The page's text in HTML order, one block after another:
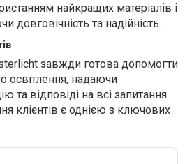
найкращих матеріалів і
довговічність та надійність.
завжди готова допомогти
освітлення, надаючи
та відповіді на всі запитання.
клієнтів є однією з ключових